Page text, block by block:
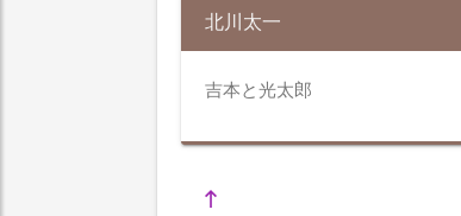
北川太一
吉本と光太郎